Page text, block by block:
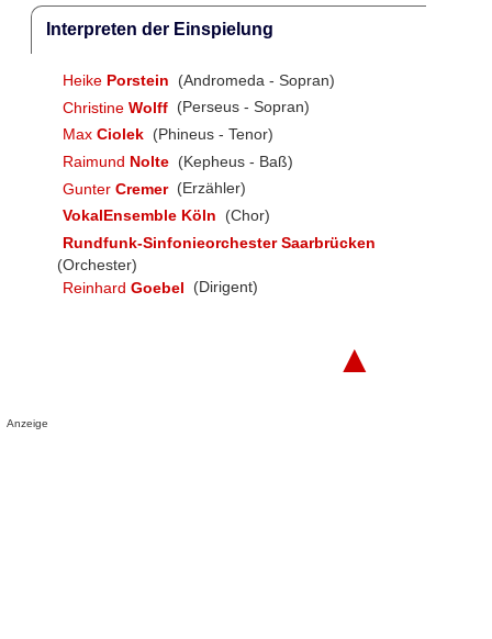
Interpreten der Einspielung
Heike Porstein
(Andromeda - Sopran)
Christine Wolff (Perseus - Sopran)
Max Ciolek (Phineus - Tenor)
Raimund Nolte (Kepheus - Baß)
Gunter Cremer (Erzähler)
VokalEnsemble Köln
(Chor)
Rundfunk-Sinfonieorchester Saarbrücken
(Orchester)
Reinhard Goebel (Dirigent)
▲
Anzeige